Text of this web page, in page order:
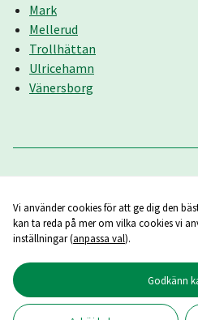
Mark
Mellerud
Trollhättan
Ulricehamn
Vänersborg
Copyright ©2026
Vi använder cookies för att ge dig den
kan ta reda på mer om vilka cookies vi
inställningar (anpassa val).
Godkänn